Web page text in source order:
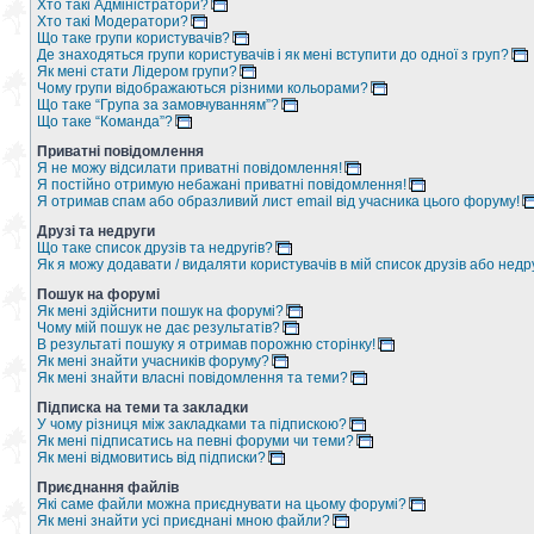
Хто такі Адміністратори?
Хто такі Модератори?
Що таке групи користувачів?
Де знаходяться групи користувачів і як мені вступити до одної з груп?
Як мені стати Лідером групи?
Чому групи відображаються різними кольорами?
Що таке “Група за замовчуванням”?
Що таке “Команда”?
Приватні повідомлення
Я не можу відсилати приватні повідомлення!
Я постійно отримую небажані приватні повідомлення!
Я отримав спам або образливий лист email від учасника цього форуму!
Друзі та недруги
Що таке список друзів та недругів?
Як я можу додавати / видаляти користувачів в мій список друзів або
Пошук на форумі
Як мені здійснити пошук на форумі?
Чому мій пошук не дає результатів?
В результаті пошуку я отримав порожню сторінку!
Як мені знайти учасників форуму?
Як мені знайти власні повідомлення та теми?
Підписка на теми та закладки
У чому різниця між закладками та підпискою?
Як мені підписатись на певні форуми чи теми?
Як мені відмовитись від підписки?
Приєднання файлів
Які саме файли можна приєднувати на цьому форумі?
Як мені знайти усі приєднані мною файли?